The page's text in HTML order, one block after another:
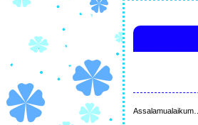
Assalamualaikum…